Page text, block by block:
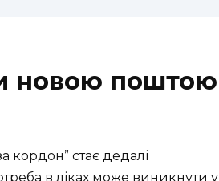
новою поштою
кордон” стає дедалі
в ліках може виникнути у